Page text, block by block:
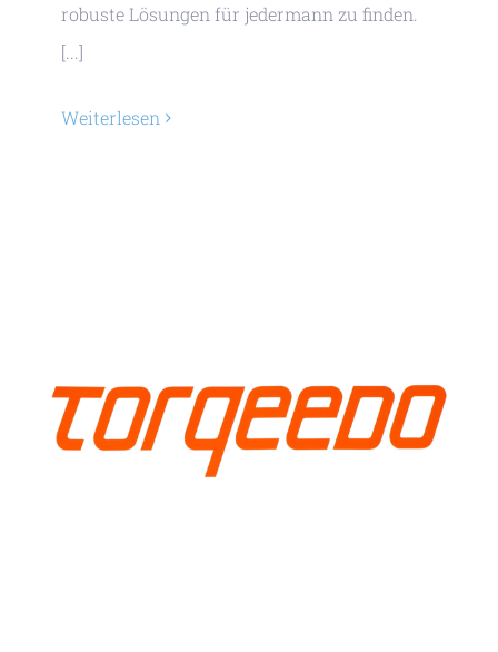
robuste Lösungen für jedermann zu finden.
[...]
Weiterlesen